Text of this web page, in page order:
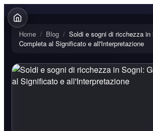
Home / Blog / Soldi e sogni di ricchezza in
Completa al Significato e all'Interpretazione